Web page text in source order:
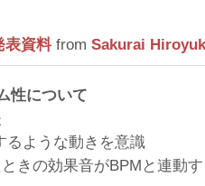
表資料 from Sakurai
性について
るような動きを意識
きの効果音がBPMと連動